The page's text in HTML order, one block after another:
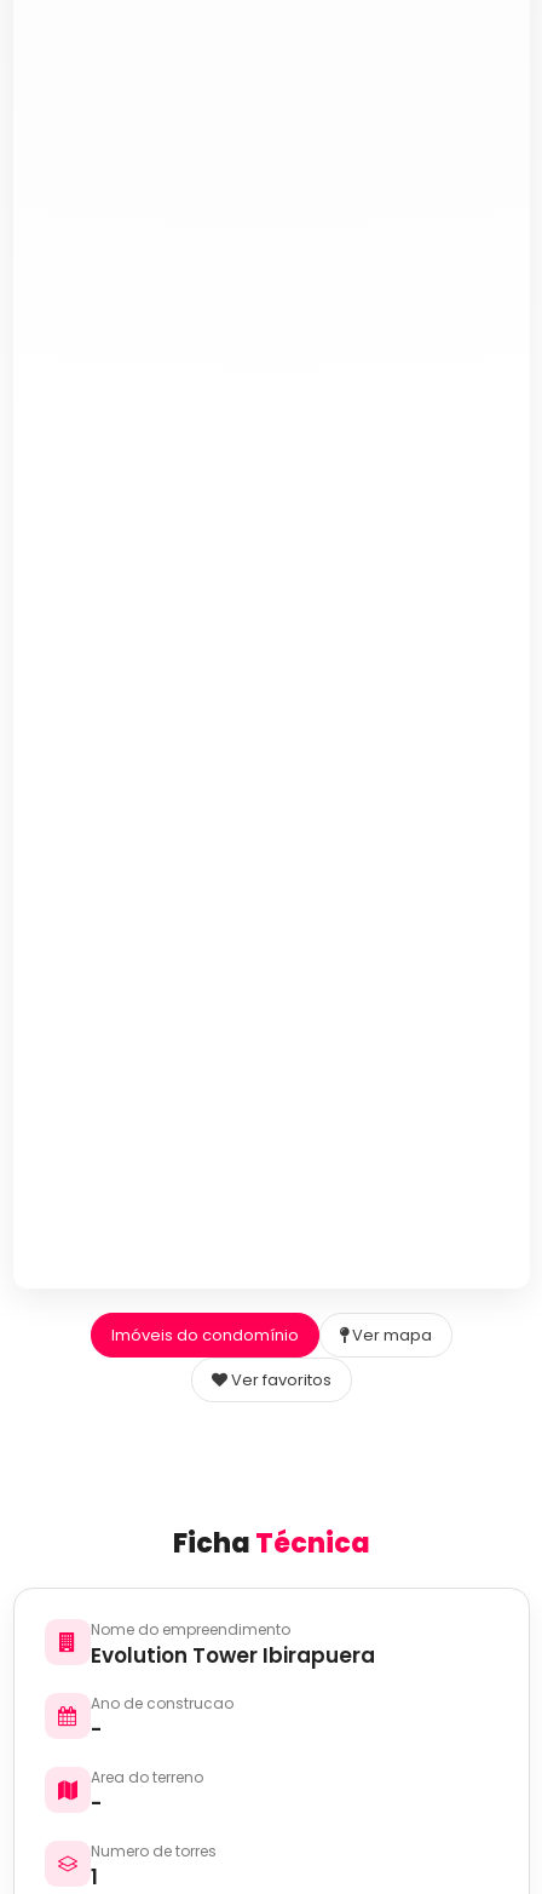
Imóveis do condomínio
Ver mapa
Ver favoritos
FichaTécnica
Nome do empreendimento
Evolution Tower Ibirapuera
Ano de construcao
-
Area do terreno
-
Numero de torres
1